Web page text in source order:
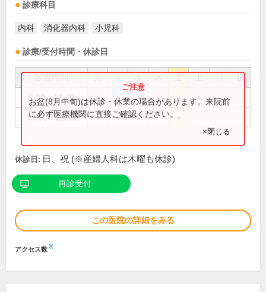
診療科目
内科 消化器内科 小児科
診療/受付時間・休診日
祝
9:00～12:00 ● ● ● ● ●
16:00～19:00 ● ● ●
お盆(8月中旬)は休診・休業の場合があります。来院前
に必ず医療機関に直接ご確認ください。
×閉じる
休診日: 日、祝 (※産婦人科は木曜も休診)
再診受付
この医院の詳細をみる
アクセス数※